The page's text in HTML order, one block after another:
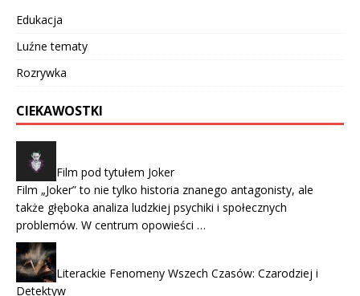
Edukacja
Luźne tematy
Rozrywka
CIEKAWOSTKI
Film pod tytułem Joker
Film „Joker” to nie tylko historia znanego antagonisty, ale
także głęboka analiza ludzkiej psychiki i społecznych
problemów. W centrum opowieści …
Literackie Fenomeny Wszech Czasów: Czarodziej i
Detektyw